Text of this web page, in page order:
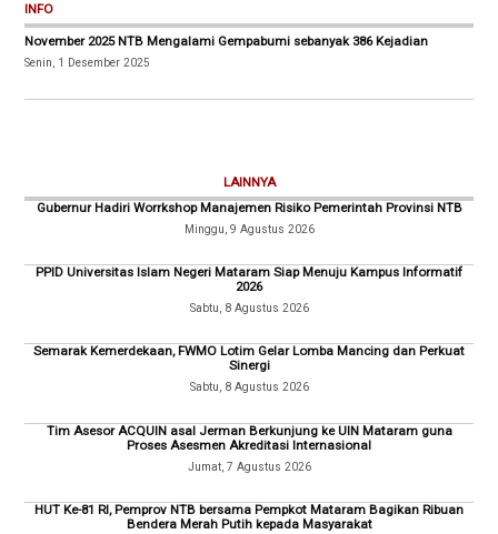
INFO
November 2025 NTB Mengalami Gempabumi sebanyak 386 Kejadian
Senin, 1 Desember 2025
LAINNYA
Gubernur Hadiri Worrkshop Manajemen Risiko Pemerintah Provinsi NTB
Minggu, 9 Agustus 2026
PPID Universitas Islam Negeri Mataram Siap Menuju Kampus Informatif
2026
Sabtu, 8 Agustus 2026
Semarak Kemerdekaan, FWMO Lotim Gelar Lomba Mancing dan Perkuat
Sinergi
Sabtu, 8 Agustus 2026
Tim Asesor ACQUIN asal Jerman Berkunjung ke UIN Mataram guna
Proses Asesmen Akreditasi Internasional
Jumat, 7 Agustus 2026
HUT Ke-81 RI, Pemprov NTB bersama Pempkot Mataram Bagikan Ribuan
Bendera Merah Putih kepada Masyarakat